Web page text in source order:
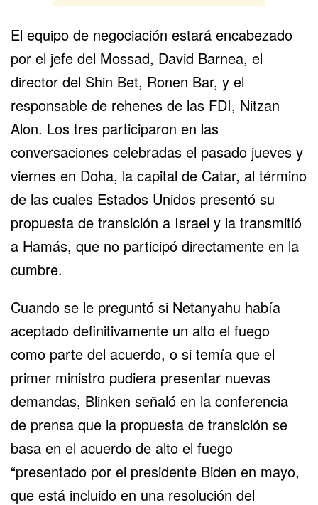
El equipo de negociación estará encabezado
por el jefe del Mossad, David Barnea, el
director del Shin Bet, Ronen Bar, y el
responsable de rehenes de las FDI, Nitzan
Alon. Los tres participaron en las
conversaciones celebradas el pasado jueves y
viernes en Doha, la capital de Catar, al término
de las cuales Estados Unidos presentó su
propuesta de transición a Israel y la transmitió
a Hamás, que no participó directamente en la
cumbre.
Cuando se le preguntó si Netanyahu había
aceptado definitivamente un alto el fuego
como parte del acuerdo, o si temía que el
primer ministro pudiera presentar nuevas
demandas, Blinken señaló en la conferencia
de prensa que la propuesta de transición se
basa en el acuerdo de alto el fuego
“presentado por el presidente Biden en mayo,
que está incluido en una resolución del